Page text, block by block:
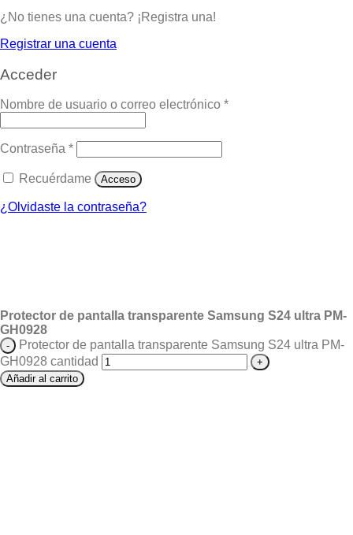
¿No tienes una cuenta? ¡Registra una!
Registrar una cuenta
Acceder
Nombre de usuario o correo electrónico *
Contraseña *
Recuérdame Acceso
¿Olvidaste la contraseña?
Protector de pantalla transparente Samsung S24 ultra PM-
GH0928
Protector de pantalla transparente Samsung S24 ultra PM-
GH0928 cantidad
Añadir al carrito